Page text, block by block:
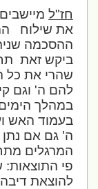
חז"למיישבים
את שילוח
ההסכמה
ביקש זאת
שהרי את כל
להם ה' וגם
במהלך הימים
בעמוד האש
ה' גם אם נתן
המרגלים
פי התוצאות:
להוצאת דיבה